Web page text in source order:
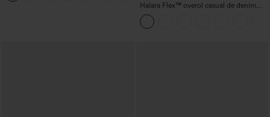
Halara Flex™ overol casual de denim
lavado con escote en V y bolsillos